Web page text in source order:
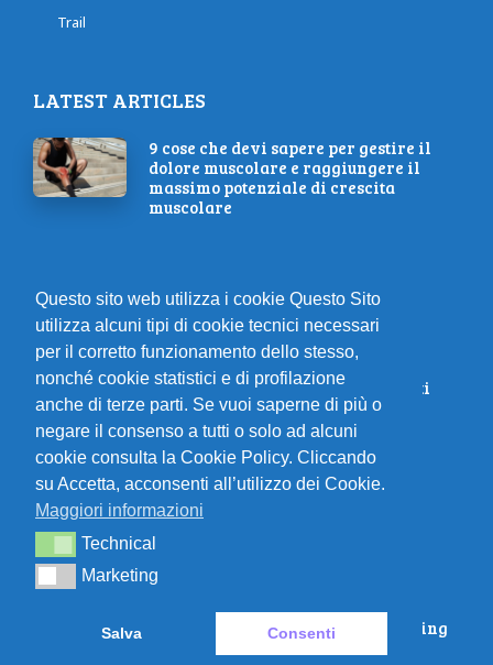
Trail
LATEST ARTICLES
9 cose che devi sapere per gestire il
dolore muscolare e raggiungere il
massimo potenziale di crescita
muscolare
recuperare dopo la maratona
Fai questo allenamento di 10 minuti
per addominali e gambe tonici
Come migliorare la cadenza nella
corsa. 5 consigli utili.
Dal Trail del Centenario al K2
Valtellina: Il Fascino delle Gare
Storiche e le Nuove Sfide del Running
Questo sito web utilizza i cookie Questo Sito
utilizza alcuni tipi di cookie tecnici necessari
per il corretto funzionamento dello stesso,
nonché cookie statistici e di profilazione
anche di terze parti. Se vuoi saperne di più o
negare il consenso a tutti o solo ad alcuni
cookie consulta la Cookie Policy. Cliccando
su Accetta, acconsenti all’utilizzo dei Cookie.
Maggiori informazioni
TechnicalTechnical
MarketingMarketing
Salva Consenti